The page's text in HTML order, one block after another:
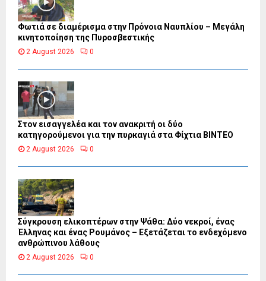
Φωτιά σε διαμέρισμα στην Πρόνοια Ναυπλίου – Μεγάλη
κινητοποίηση της Πυροσβεστικής
2 August 2026 0
Στον εισαγγελέα και τον ανακριτή οι δύο
κατηγορούμενοι για την πυρκαγιά στα Φίχτια ΒΙΝΤΕΟ
2 August 2026 0
Σύγκρουση ελικοπτέρων στην Ψάθα: Δύο νεκροί, ένας
Έλληνας και ένας Ρουμάνος – Εξετάζεται το ενδεχόμενο
ανθρώπινου λάθους
2 August 2026 0